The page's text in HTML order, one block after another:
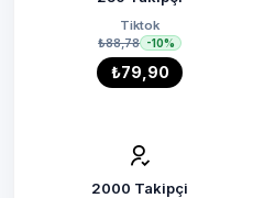
Tiktok
₺88,78 -10%
₺79,90
2000 Takipçi